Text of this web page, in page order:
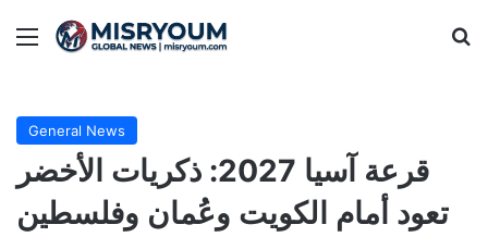
Menu
General News
قرعة آسيا 2027: ذكريات الأخضر
تعود أمام الكويت وعُمان وفلسطين